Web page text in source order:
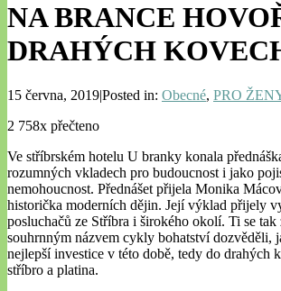
NA BRANCE
DRAHÝCH
15 června, 2019|Posted in: Obecné, PRO
2 758x přečteno
Ve stříbrském hotelu U branky konala
rozumných vkladech pro budoucnost i jako
nemohoucnost. Přednášet přijela Monika
historička moderních dějin. Její výklad přijely
posluchačů ze Stříbra i širokého okolí. Ti se tak
souhrnným názvem cykly bohatství dozvěděli,
nejlepší investice v této době, tedy do drahých
stříbro a platina.